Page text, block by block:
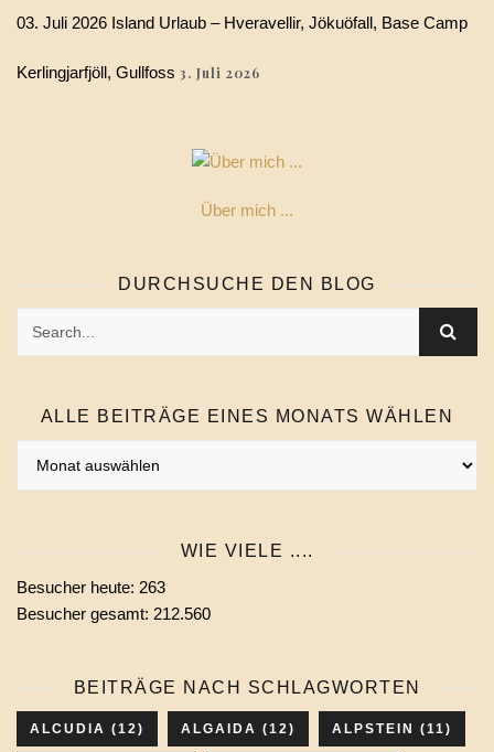
03. Juli 2026 Island Urlaub – Hveravellir, Jökuöfall, Base Camp
Kerlingjarfjöll, Gullfoss 3. Juli 2026
Über mich ...
DURCHSUCHE DEN BLOG
ALLE BEITRÄGE EINES MONATS WÄHLEN
wählen
WIE VIELE ....
Besucher heute: 263
Besucher gesamt: 212.560
BEITRÄGE NACH SCHLAGWORTEN
ALCUDIA (12) ALGAIDA (12) ALPSTEIN (11)